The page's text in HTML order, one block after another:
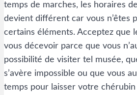
temps de marches, les horaires
devient différent car vous n’êtes
certains éléments. Acceptez que
vous décevoir parce que vous
possibilité de visiter tel musée,
s’avère impossible ou que vous
temps pour laisser votre chérubin